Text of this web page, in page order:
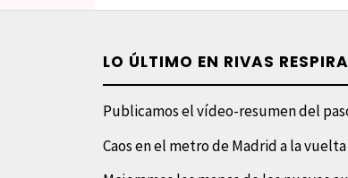
en
colaboración
la
LO ÚLTIMO EN RIVAS RESPIRA
Publicamos el vídeo-resumen del
Caos en el metro de Madrid a la